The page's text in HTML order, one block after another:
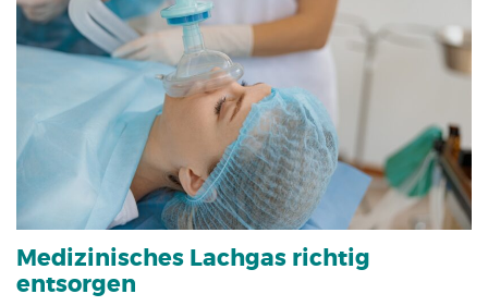
Medizinisches Lachgas richtig
entsorgen